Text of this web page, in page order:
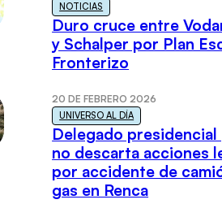
NOTICIAS
Duro cruce entre
y Schalper por Plan
Fronterizo
20 DE FEBRERO 2026
UNIVERSO AL DÍA
Delegado presidencial
no descarta acciones
por accidente de
gas en Renca